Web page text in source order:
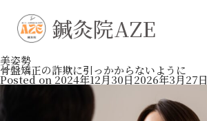
鍼灸院AZE
美姿勢
骨盤矯正の詐欺に引っかからないように
Posted on2024年12月30日2026年3月27日